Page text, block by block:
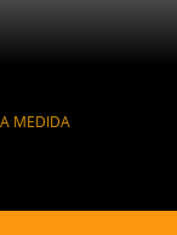
MEDIDA